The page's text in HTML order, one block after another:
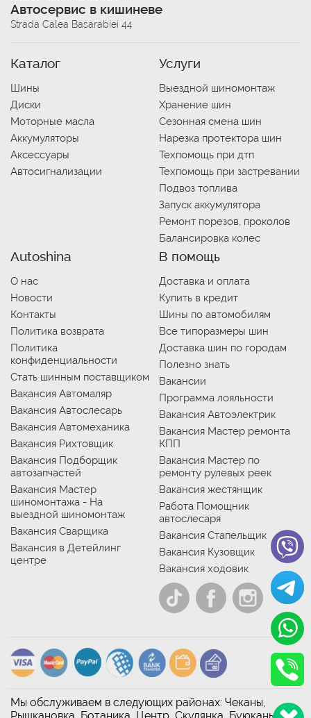
Автосервис в кишиневе
Strada Calea Basarabiei 44
Каталог
Шины
Диски
Моторные масла
Аккумуляторы
Аксессуары
Автосигнализации
Услуги
Выездной шиномонтаж
Хранение шин
Сезонная смена шин
Нарезка протектора шин
Техпомощь при дтп
Техпомощь при застревании
Подвоз топлива
Запуск аккумулятора
Ремонт порезов, проколов
Балансировка колес
Autoshina
О нас
Новости
Контакты
Политика возврата
Политика
конфиденциальности
Стать шинным поставщиком
Вакансия Автомаляр
Вакансия Автослесарь
Вакансия Автомеханика
Вакансия Рихтовщик
Вакансия Подборщик
автозапчастей
Вакансия Мастер
шиномонтажа - На
выездной шиномонтаж
Вакансия Сварщика
Вакансия в Детейлинг
центре
В помощь
Доставка и оплата
Купить в кредит
Шины по автомобилям
Все типоразмеры шин
Доставка шин по городам
Полезно знать
Вакансии
Программа лояльности
Вакансия Автоэлектрик
Вакансия Мастер ремонта
КПП
Вакансия Мастер по
ремонту рулевых реек
Вакансия жестянщик
Работа Помощник
автослесаря
Вакансия Стапельщик
Вакансия Кузовщик
Вакансия ходовик
Мы обслуживаем в следующих районах: Чеканы,